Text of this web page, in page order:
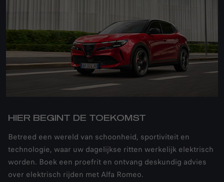
HIER BEGINT DE TOEKOMST
Betreed een wereld van schoonheid, sportiviteit en
technologie, waar uw dagelijkse ritten werkelijk elektrisch
worden. Boek een proefrit en ontvang deskundig advies
over elektrisch rijden met Alfa Romeo.